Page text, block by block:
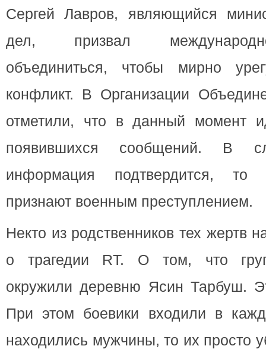
Сергей Лавров, являющийся
дел, призвал
объединиться, чтобы мирно
конфликт. В Организации
отметили, что в данный момент
появившихся сообщений. В
информация подтвердится, то
признают военным преступлением.
Некто из родственников тех жертв
о трагедии RT. О том, что
окружили деревню Ясин Тарбуш.
При этом боевики входили в
находились мужчины, то их просто